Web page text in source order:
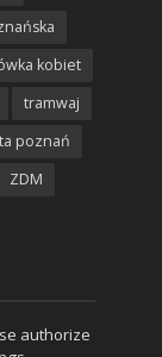
kobiet
tramwaj
poznań
ZDM
authorize